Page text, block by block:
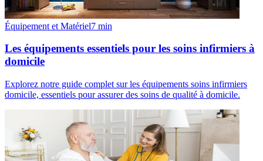
Équipement et Matériel7 min
Les équipements essentiels pour les soins infirmiers à
domicile
Explorez notre guide complet sur les équipements soins infirmiers
domicile, essentiels pour assurer des soins de qualité à domicile.